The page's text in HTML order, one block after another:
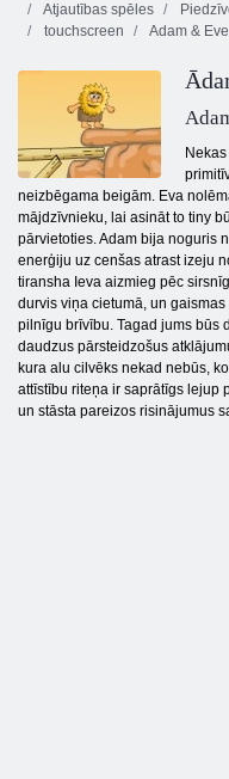
Atjautības spēles
touchscreen
Adam & Eve
neizbēgama beigām. Eva
mājdzīvnieku, lai asināt to tiny
pārvietoties. Adam bija noguris
enerģiju uz cenšas atrast izeju
tiransha Ieva aizmieg pēc
durvis viņa cietumā, un
pilnīgu brīvību. Tagad jums būs
daudzus pārsteidzošus
kura alu cilvēks nekad nebūs,
attīstību riteņa ir saprātīgs lejup
un stāsta pareizos risinājumus